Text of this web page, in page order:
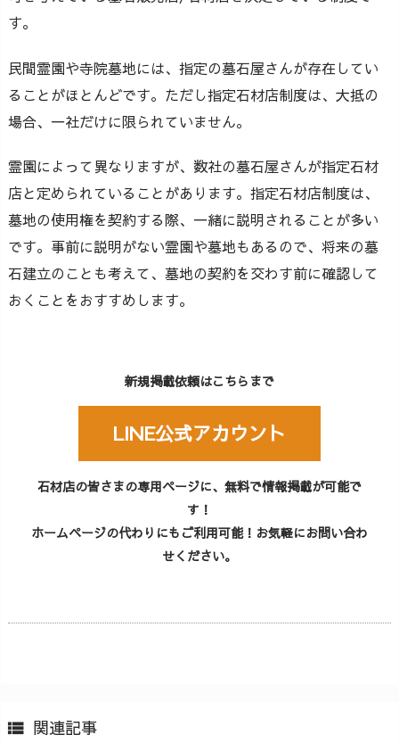
す。
民間霊園や寺院墓地には、指定の墓石屋さんが存在してい
ることがほとんどです。ただし指定石材店制度は、大抵の
場合、一社だけに限られていません。
霊園によって異なりますが、数社の墓石屋さんが指定石材
店と定められていることがあります。指定石材店制度は、
墓地の使用権を契約する際、一緒に説明されることが多い
です。事前に説明がない霊園や墓地もあるので、将来の墓
石建立のことも考えて、墓地の契約を交わす前に確認して
おくことをおすすめします。
新規掲載依頼はこちらまで
LINE公式アカウント
石材店の皆さまの専用ページに、無料で情報掲載が可能で
す！
ホームページの代わりにもご利用可能！お気軽にお問い合わ
せください。
 関連記事